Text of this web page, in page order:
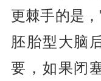
更棘手的是
胚胎型大脑
要，如果闭